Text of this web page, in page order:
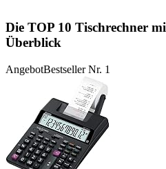
Die TOP 10 Tischrechner
Überblick
AngebotBestseller Nr. 1